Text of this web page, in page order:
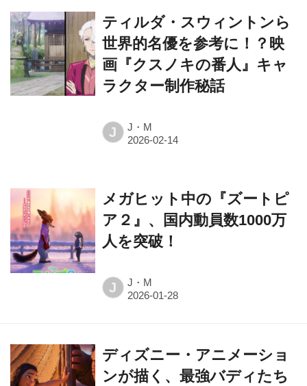
ティルダ・スウィントンら
世界的名優を参考に！？映
画『クスノキの番人』キャ
ラクター制作秘話
J J・M
メガヒット中の『ズートピ
ア２』、国内動員数1000万
人を突破！
J J・M
ディズニー・アニメーショ
ンが描く、最強バディたち